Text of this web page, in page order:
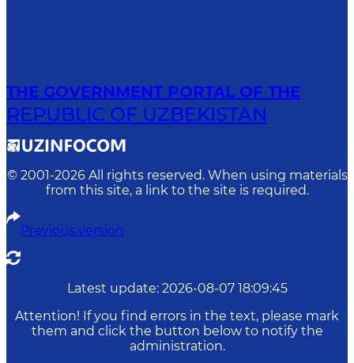
THE GOVERNMENT PORTAL OF THE
REPUBLIC OF UZBEKISTAN
© 2001-2026 All rights reserved. When using materials
from this site, a link to the site is required.
Previous version
Latest update: 2026-08-07 18:09:45
Attention! If you find errors in the text, please mark
them and click the button below to notify the
administration.